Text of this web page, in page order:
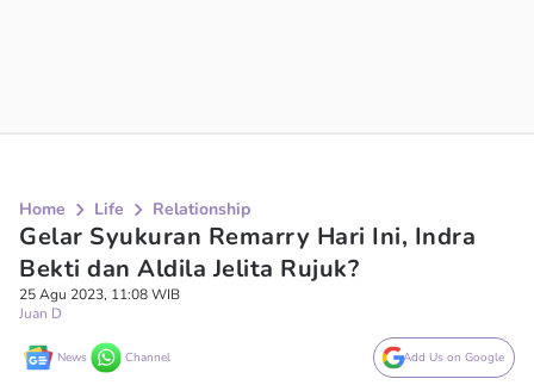
Home Life Relationship
Gelar Syukuran Remarry Hari Ini, Indra
Bekti dan Aldila Jelita Rujuk?
25 Agu 2023, 11:08 WIB
Juan D
News Channel Add Us on Google